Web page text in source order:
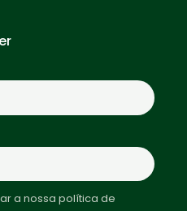
a nossa política de